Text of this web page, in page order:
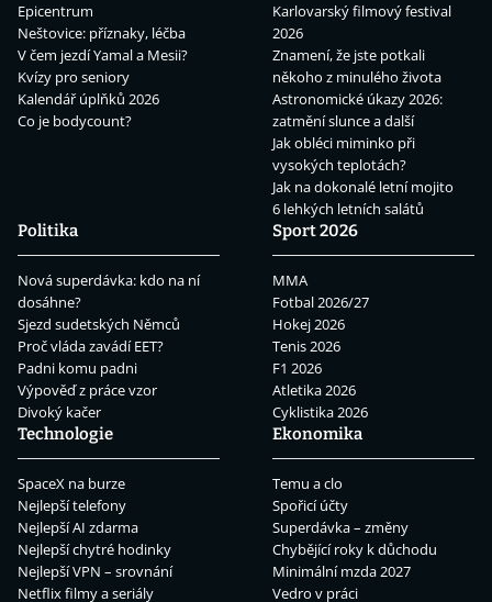
Epicentrum
Neštovice: příznaky, léčba
V čem jezdí Yamal a Mesii?
Kvízy pro seniory
Kalendář úplňků 2026
Co je bodycount?
Karlovarský filmový festival
2026
Znamení, že jste potkali
někoho z minulého života
Astronomické úkazy 2026:
zatmění slunce a další
Jak obléci miminko při
vysokých teplotách?
Jak na dokonalé letní mojito
6 lehkých letních salátů
Politika
Nová superdávka: kdo na ní
dosáhne?
Sjezd sudetských Němců
Proč vláda zavádí EET?
Padni komu padni
Výpověď z práce vzor
Divoký kačer
Sport 2026
MMA
Fotbal 2026/27
Hokej 2026
Tenis 2026
F1 2026
Atletika 2026
Cyklistika 2026
Technologie
SpaceX na burze
Nejlepší telefony
Nejlepší AI zdarma
Nejlepší chytré hodinky
Nejlepší VPN – srovnání
Netflix filmy a seriály
Ekonomika
Temu a clo
Spořicí účty
Superdávka – změny
Chybějící roky k důchodu
Minimální mzda 2027
Vedro v práci